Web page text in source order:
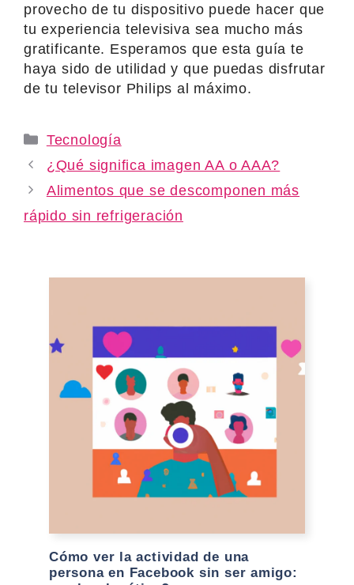
provecho de tu dispositivo puede hacer que
tu experiencia televisiva sea mucho más
gratificante. Esperamos que esta guía te
haya sido de utilidad y que puedas disfrutar
de tu televisor Philips al máximo.
Categories
Tecnología
¿Qué significa imagen AA o AAA?
Alimentos que se descomponen más
rápido sin refrigeración
Cómo ver la actividad de una
persona en Facebook sin ser amigo: